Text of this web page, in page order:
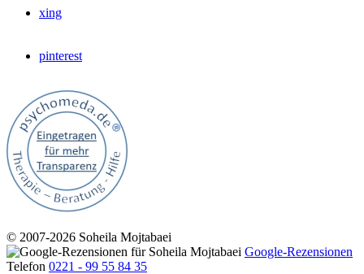
xing
pinterest
© 2007‑2026 Soheila Mojtabaei
Google-Rezensionen
Telefon 0221 ‑ 99 55 84 35